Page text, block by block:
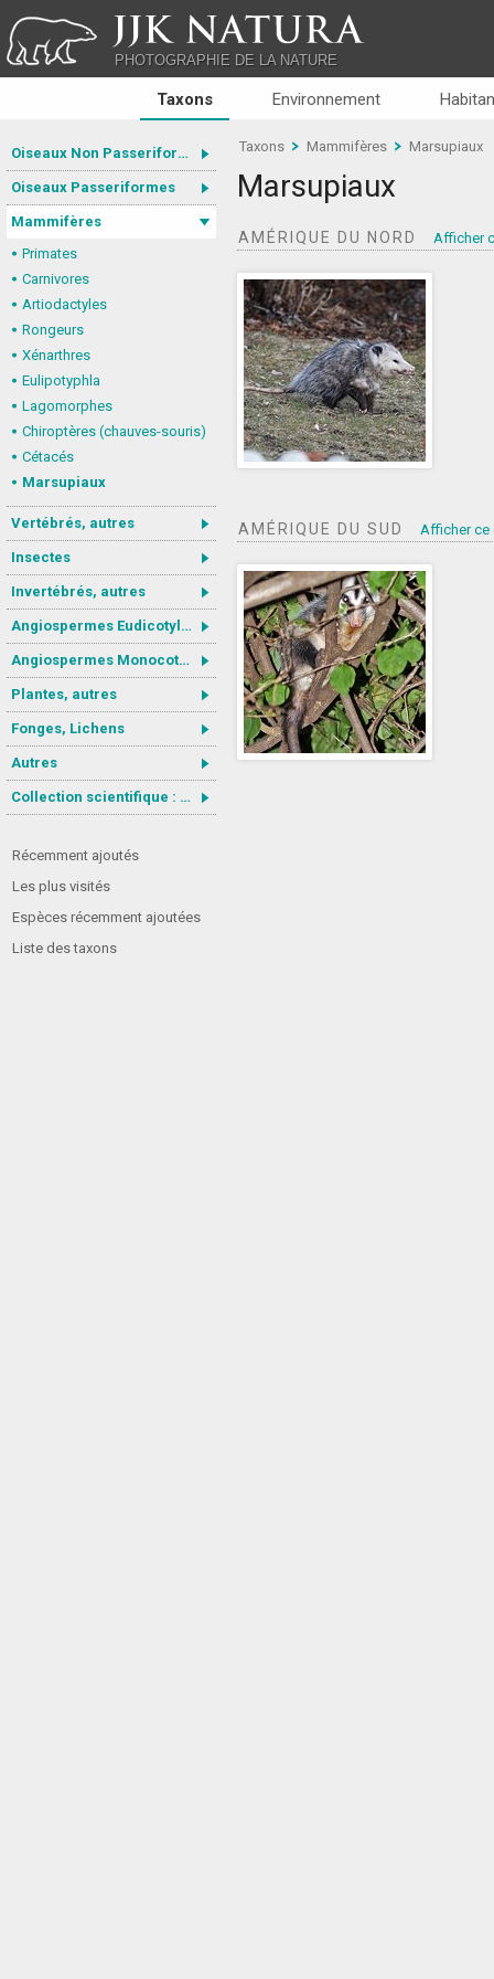
JJK NATURA
PHOTOGRAPHIE DE LA NATURE
Taxons Environnement
Oiseaux Non Passeriformes
Oiseaux Passeriformes
Mammifères
Primates
Carnivores
Artiodactyles
Rongeurs
Xénarthres
Eulipotyphla
Lagomorphes
Chiroptères (chauves-souris)
Cétacés
Marsupiaux
Vertébrés, autres
Insectes
Invertébrés, autres
Angiospermes Eudicotylédones
Angiospermes Monocotylédones
Plantes, autres
Fonges, Lichens
Autres
Collection scientifique : Gastrotricha
Récemment ajoutés
Les plus visités
Espèces récemment ajoutées
Liste des taxons
Taxons Mammifères Marsupiaux
Marsupiaux
AMÉRIQUE DU NORD Afficher
AMÉRIQUE DU SUD Afficher ce